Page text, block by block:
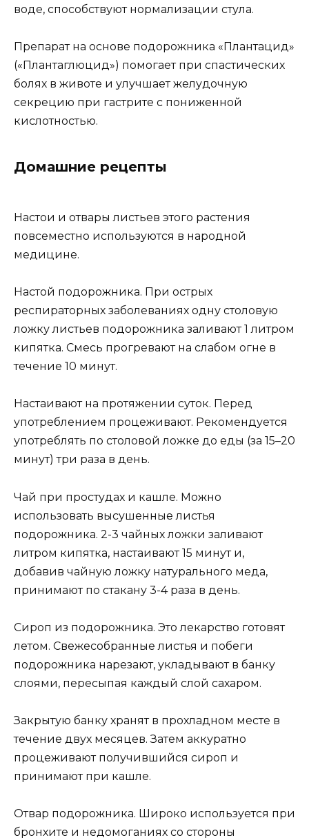
воде, способствуют нормализации стула.
Препарат на основе подорожника «Плантацид»
(«Плантаглюцид») помогает при спастических
болях в животе и улучшает желудочную
секрецию при гастрите с пониженной
кислотностью.
Домашние рецепты
Настои и отвары листьев этого растения
повсеместно используются в народной
медицине.
Настой подорожника. При острых
респираторных заболеваниях одну столовую
ложку листьев подорожника заливают 1 литром
кипятка. Смесь прогревают на слабом огне в
течение 10 минут.
Настаивают на протяжении суток. Перед
употреблением процеживают. Рекомендуется
употреблять по столовой ложке до еды (за 15–20
минут) три раза в день.
Чай при простудах и кашле. Можно
использовать высушенные листья
подорожника. 2-3 чайных ложки заливают
литром кипятка, настаивают 15 минут и,
добавив чайную ложку натурального меда,
принимают по стакану 3-4 раза в день.
Сироп из подорожника. Это лекарство готовят
летом. Свежесобранные листья и побеги
подорожника нарезают, укладывают в банку
слоями, пересыпая каждый слой сахаром.
Закрытую банку хранят в прохладном месте в
течение двух месяцев. Затем аккуратно
процеживают получившийся сироп и
принимают при кашле.
Отвар подорожника. Широко используется при
бронхите и недомоганиях со стороны